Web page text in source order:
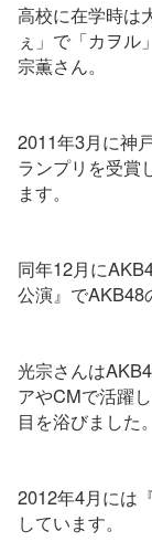
高校に在学時は
ぇ」で「カヲル
宗薫さん。
2011年3月に神
ランプリを受賞
ます。
同年12月に
公演』でAKB48
光宗さんは
アやCMで活躍
目を浴びました。
2012年4月には
しています。